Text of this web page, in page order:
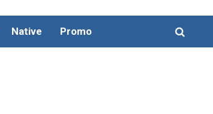
Native Promo